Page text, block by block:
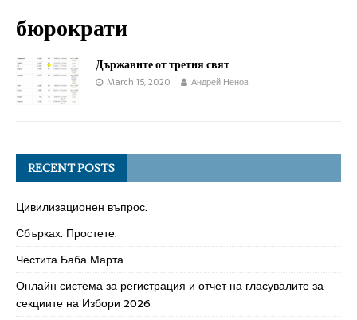
бюрократи
Държавите от третия свят
March 15, 2020 Андрей Ненов
RECENT POSTS
Цивилизационен въпрос.
Сбърках. Простете.
Честита Баба Марта
Онлайн система за регистрация и отчет на гласувалите за
секциите на Избори 2026